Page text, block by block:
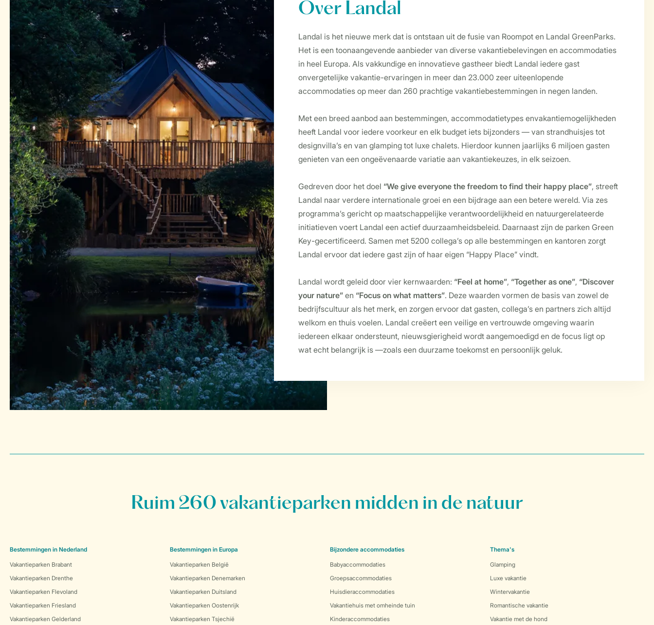
Over Landal
Landal is het nieuwe merk dat is ontstaan uit de fusie van Roompot en Landal GreenParks.
Het is een toonaangevende aanbieder van diverse vakantiebelevingen en accommodaties
in heel Europa. Als vakkundige en innovatieve gastheer biedt Landal iedere gast
onvergetelijke vakantie-ervaringen in meer dan 23.000 zeer uiteenlopende
accommodaties op meer dan 260 prachtige vakantiebestemmingen in negen landen.
Met een breed aanbod aan bestemmingen, accommodatietypes envakantiemogelijkheden
heeft Landal voor iedere voorkeur en elk budget iets bijzonders — van strandhuisjes tot
designvilla’s en van glamping tot luxe chalets. Hierdoor kunnen jaarlijks 6 miljoen gasten
genieten van een ongeëvenaarde variatie aan vakantiekeuzes, in elk seizoen.
Gedreven door het doel “We give everyone the freedom to find their happy place”, streeft
Landal naar verdere internationale groei en een bijdrage aan een betere wereld. Via zes
programma’s gericht op maatschappelijke verantwoordelijkheid en natuurgerelateerde
initiatieven voert Landal een actief duurzaamheidsbeleid. Daarnaast zijn de parken Green
Key-gecertificeerd. Samen met 5200 collega’s op alle bestemmingen en kantoren zorgt
Landal ervoor dat iedere gast zijn of haar eigen “Happy Place” vindt.
Landal wordt geleid door vier kernwaarden: “Feel at home”, “Together as one”, “Discover
your nature” en “Focus on what matters”. Deze waarden vormen de basis van zowel de
bedrijfscultuur als het merk, en zorgen ervoor dat gasten, collega’s en partners zich altijd
welkom en thuis voelen. Landal creëert een veilige en vertrouwde omgeving waarin
iedereen elkaar ondersteunt, nieuwsgierigheid wordt aangemoedigd en de focus ligt op
wat echt belangrijk is —zoals een duurzame toekomst en persoonlijk geluk.
Ruim 260 vakantieparken midden in de natuur
Bestemmingen in Nederland
Vakantieparken Brabant
Vakantieparken Drenthe
Vakantieparken Flevoland
Vakantieparken Friesland
Vakantieparken Gelderland
Bestemmingen in Europa
Vakantieparken België
Vakantieparken Denemarken
Vakantieparken Duitsland
Vakantieparken Oostenrijk
Vakantieparken Tsjechië
Bijzondere accommodaties
Babyaccommodaties
Groepsaccommodaties
Huisdieraccommodaties
Vakantiehuis met omheinde tuin
Kinderaccommodaties
Thema's
Glamping
Luxe vakantie
Wintervakantie
Romantische vakantie
Vakantie met de hond